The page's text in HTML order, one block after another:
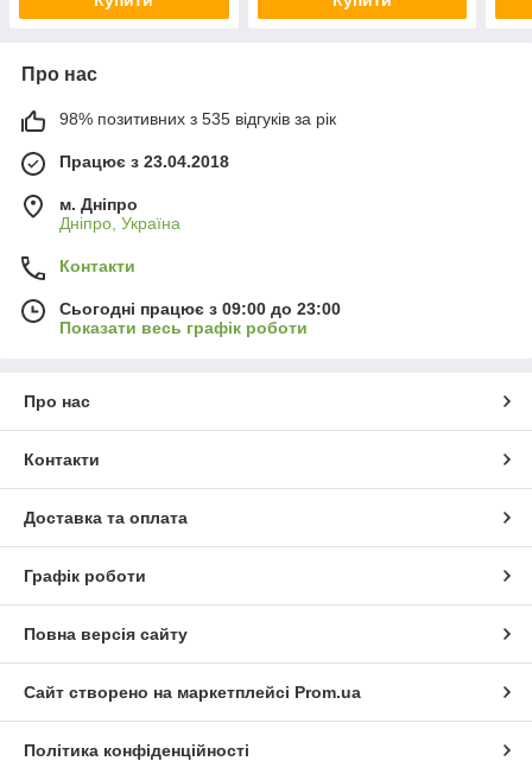
Про нас
98% позитивних з 535 відгуків за рік
Працює з 23.04.2018
м. Дніпро
Дніпро, Україна
Контакти
Сьогодні працює з 09:00 до 23:00
Показати весь графік роботи
Про нас
Контакти
Доставка та оплата
Графік роботи
Повна версія сайту
Сайт створено на маркетплейсі Prom.ua
Політика конфіденційності